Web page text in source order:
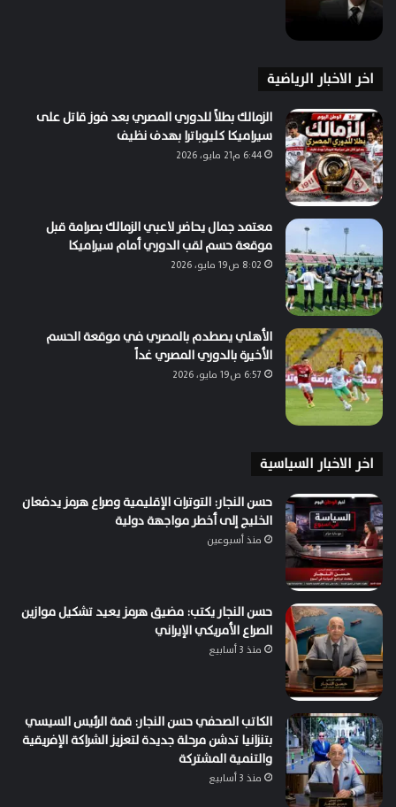
اخر الاخبار الرياضية
الزمالك بطلاً للدوري المصري بعد فوز قاتل على
سيراميكا كليوباترا بهدف نظيف
6:44 م21 مايو، 2026
معتمد جمال يحاضر لاعبي الزمالك بصرامة قبل
موقعة حسم لقب الدوري أمام سيراميكا
8:02 ص19 مايو، 2026
الأهلي يصطدم بالمصري في موقعة الحسم
الأخيرة بالدوري المصري غداً
6:57 ص19 مايو، 2026
اخر الاخبار السياسية
حسن النجار: التوترات الإقليمية وصراع هرمز يدفعان
الخليج إلى أخطر مواجهة دولية
منذ أسبوعين
حسن النجار يكتب: مضيق هرمز يعيد تشكيل موازين
الصراع الأمريكي الإيراني
منذ 3 أسابيع
الكاتب الصحفي حسن النجار: قمة الرئيس السيسي
بتنزانيا تدشن مرحلة جديدة لتعزيز الشراكة الإفريقية
والتنمية المشتركة
منذ 3 أسابيع